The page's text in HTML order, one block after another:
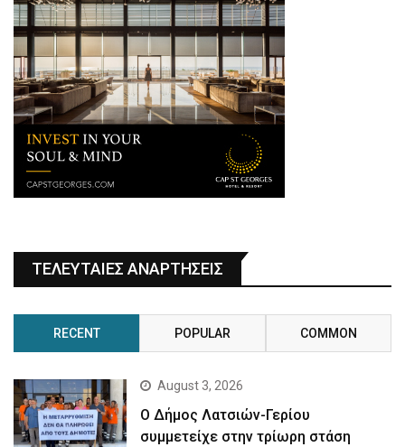
ΤΕΛΕΥΤΑΙΕΣ ΑΝΑΡΤΗΣΕΙΣ
RECENT POPULAR COMMON
August 3, 2026
Ο Δήμος Λατσιών-Γερίου
συμμετείχε στην τρίωρη στάση